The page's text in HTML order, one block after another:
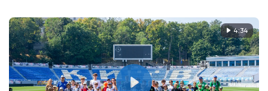
4:34